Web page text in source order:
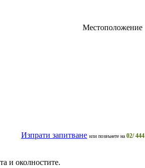
Местоположение
Изпрати запитване или позвънете на 02/
и околностите.